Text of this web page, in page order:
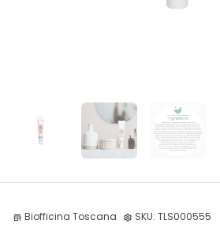
store Biofficina Toscana settings SKU: TLS000555